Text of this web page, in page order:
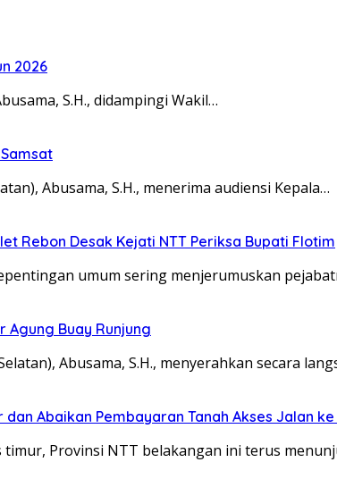
2026
S.H., didampingi Wakil…
Abusama, S.H., menerima audiensi Kepala…
Rebon Desak Kejati NTT Periksa Bupati Flotim
umum sering menjerumuskan
Agung Buay Runjung
Abusama, S.H., menyerahkan secara
Abaikan Pembayaran Tanah Akses Jalan ke
timur, Provinsi NTT belakangan ini terus